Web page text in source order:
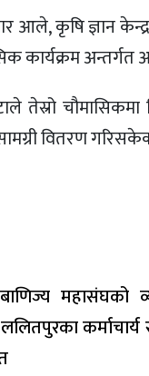
आले, कृषि ज्ञान
कार्यक्रम
तेस्रो
वितरण
महासंघको